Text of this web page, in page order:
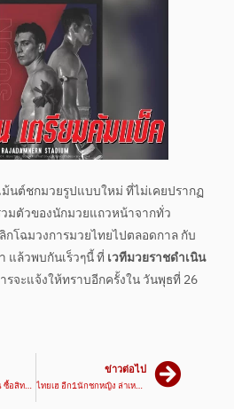
ม้นต์ชกมวยรูปแบบใหม่ ที่ไม่เคยปรากฏ
มตัวของนักมวยแถวหน้าจากทั่ว
กโฉมวงการมวยไทยไปตลอดกาล กับ
แล้วพบกันเร็วๆนี้ ที่ เวทีมวยราชดำเนิน
รจะแจ้งให้ทราบอีกครั้งใน วันพุธที่ 26
เสี่ยแขก จ่ายครึ่งล้าน ซื้อสิทธิ์ ยอดไอคิว
ข่าวต่อไป
ไทยเฮ อีก1นักชกหญิง ล่าเหรียญโอลิมปิค